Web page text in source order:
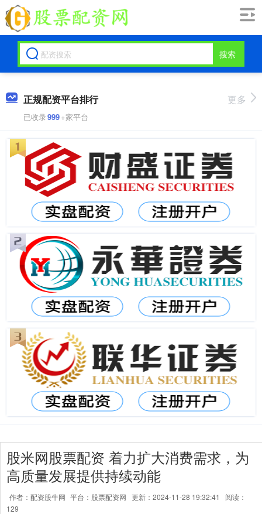
搜索
正规配资平台排行
已收录999+家平台
更多
股米网股票配资 着力扩大消费需求，为
高质量发展提供持续动能
作者：配资股牛网 平台：股票配资网 更新：2024-11-28 19:32:41
阅读：
129